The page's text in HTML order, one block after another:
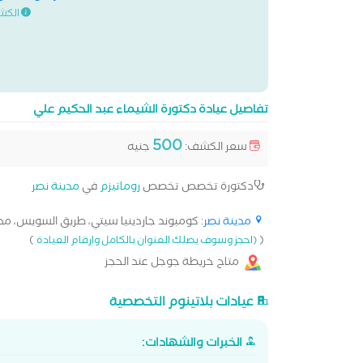
تفاصيل عيادة دكتورة الشيماء عبد الحكيم علي
سعر الكشف:500 جنيه
دكتورة تخصص تخصصروماتيزمفي مدينة نصر
مدينة نصر: كومبوند جاردينيا سيتي، طريق السويس،
((احجز وسوف يصلك العنوان بالكامل وارقام العيادة)
متاح خريطة جوجل عند الحجز
عيادات بلاتينوم التخصصية
الخبرات والشهادات: